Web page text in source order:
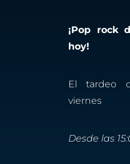
¡Pop rock
hoy!
El tardeo
viernes
Desde las